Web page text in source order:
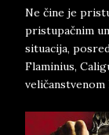
Ne čine je
pristupačnim
situacija,
Flaminius,